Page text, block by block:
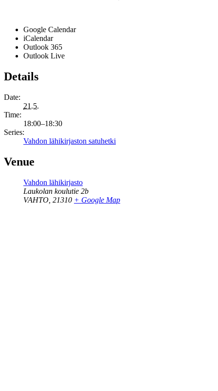
Google Calendar
iCalendar
Outlook 365
Outlook Live
Details
Date:
21.5.
Time:
18:00–18:30
Series:
Vahdon lähikirjaston satuhetki
Venue
Vahdon lähikirjasto
Laukolan koulutie 2b
VAHTO 21310 + Google Map